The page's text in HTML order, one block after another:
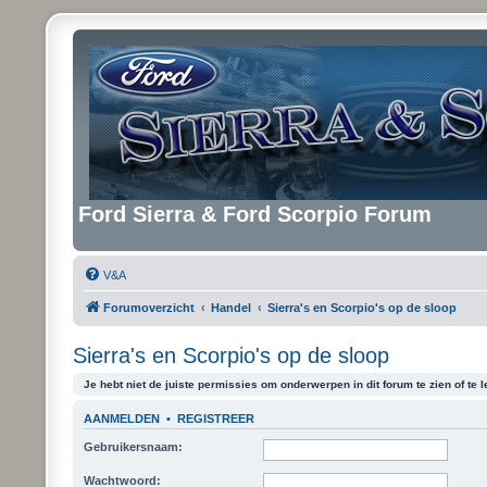
Ford Sierra & Ford Scorpio Forum
V&A
Forumoverzicht Handel Sierra's en Scorpio's op de sloop
Sierra's en Scorpio's op de sloop
Je hebt niet de juiste permissies om onderwerpen in dit forum te zien of te
AANMELDEN •REGISTREER
Gebruikersnaam:
Wachtwoord: